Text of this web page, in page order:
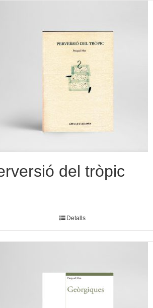
del tròpic
Detalls